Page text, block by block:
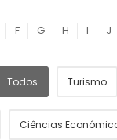
F G H I J
Todos Turismo
Ciências